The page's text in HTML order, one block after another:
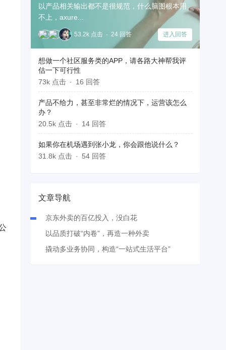
以产品相关输出都不是很规范，什么脑图根本用
不上，axure...
53.2k 点击 24 回答 进入回答
想做一个社区服务类的APP，请各路大神帮我评
估一下可行性
73k 点击
16 回答
产品不给力，甚至非常烂的情况下，运营该怎么
办？
20.5k 点击
14 回答
如果你在机场遇到张小龙，你会跟他说什么？
31.8k 点击
54 回答
文章导航
京东外卖的百亿投入，没白花
以品质打破“内卷”，再造一种外卖
撬动多业务协同，构造“一站式生活平台”